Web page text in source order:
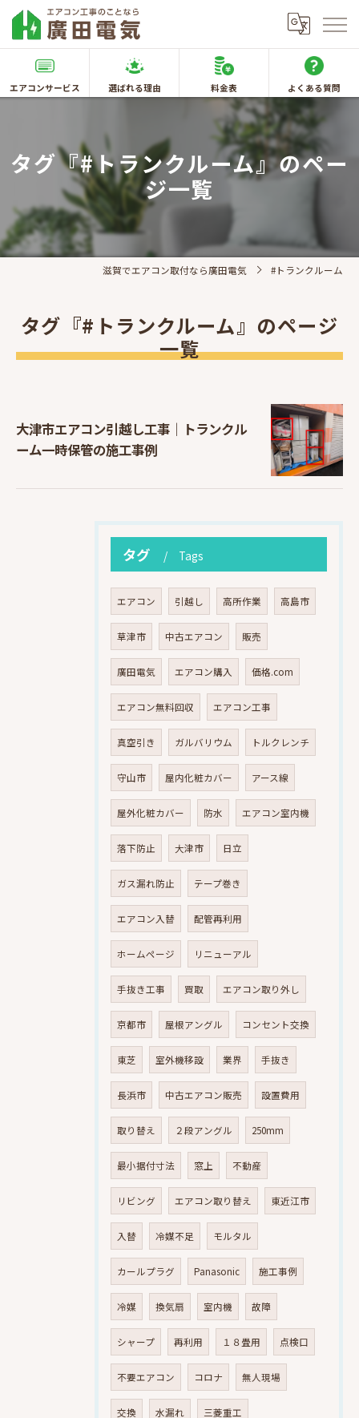
エアコンサービス 選ばれる理由 料金表 よくある質問
タグ『#トランクルーム』のペー
ジ一覧
滋賀でエアコン取付なら廣田電気 #トランクルーム
タグ『#トランクルーム』のページ
一覧
大津市エアコン引越し工事｜トランクル
ーム一時保管の施工事例
タグ Tags
エアコン 引越し 高所作業 高島市
草津市 中古エアコン 販売
廣田電気 エアコン購入 価格.com
エアコン無料回収 エアコン工事
真空引き ガルバリウム トルクレンチ
守山市 屋内化粧カバー アース線
屋外化粧カバー 防水 エアコン室内機
落下防止 大津市 日立
ガス漏れ防止 テープ巻き
エアコン入替 配管再利用
ホームページ リニューアル
手抜き工事 買取 エアコン取り外し
京都市 屋根アングル コンセント交換
東芝 室外機移設 業界 手抜き
長浜市 中古エアコン販売 設置費用
取り替え ２段アングル 250mm
最小据付寸法 窓上 不動産
リビング エアコン取り替え 東近江市
入替 冷媒不足 モルタル
カールプラグ Panasonic 施工事例
冷媒 換気扇 室内機 故障
シャープ 再利用 １８畳用 点検口
不要エアコン コロナ 無人現場
交換 水漏れ 三菱重工